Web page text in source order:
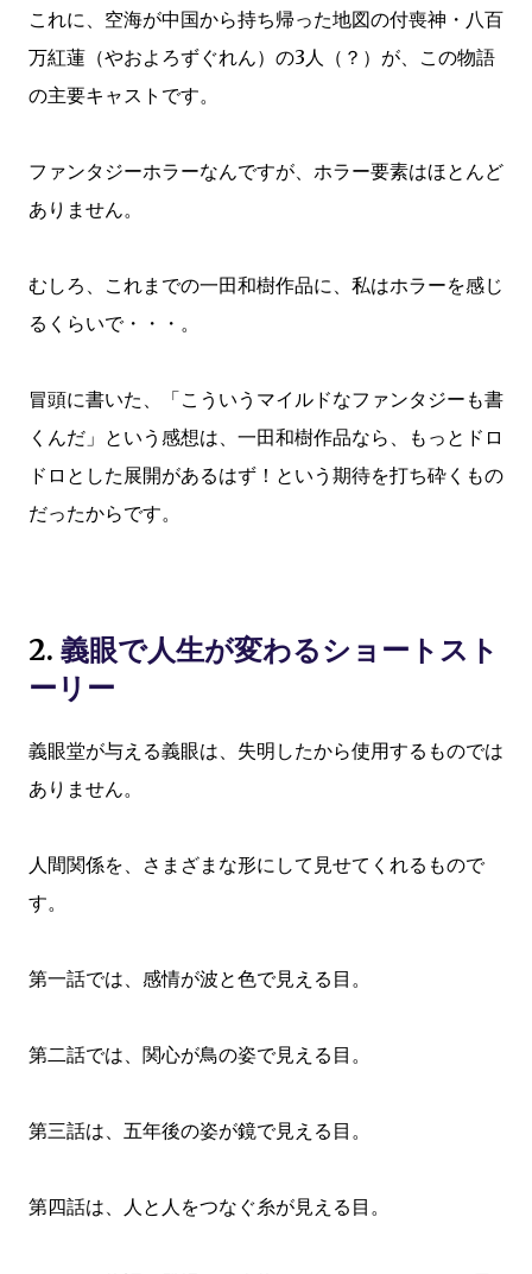
これに、空海が中国から持ち帰った地図の付喪神・八百
万紅蓮（やおよろずぐれん）の3人（？）が、この物語
の主要キャストです。
ファンタジーホラーなんですが、ホラー要素はほとんど
ありません。
むしろ、これまでの一田和樹作品に、私はホラーを感じ
るくらいで・・・。
冒頭に書いた、「こういうマイルドなファンタジーも書
くんだ」という感想は、一田和樹作品なら、もっとドロ
ドロとした展開があるはず！という期待を打ち砕くもの
だったからです。
2. 義眼で人生が変わるショートスト
ーリー
義眼堂が与える義眼は、失明したから使用するものでは
ありません。
人間関係を、さまざまな形にして見せてくれるもので
す。
第一話では、感情が波と色で見える目。
第二話では、関心が鳥の姿で見える目。
第三話は、五年後の姿が鏡で見える目。
第四話は、人と人をつなぐ糸が見える目。